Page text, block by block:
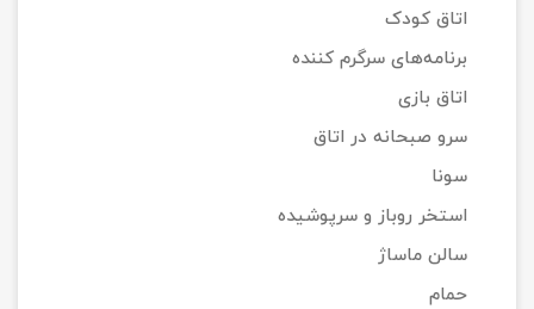
اتاق کودک
برنامه‌های سرگرم کننده
اتاق بازی
سرو صبحانه در اتاق
سونا
استخر روباز و سرپوشیده
سالن ماساژ
حمام